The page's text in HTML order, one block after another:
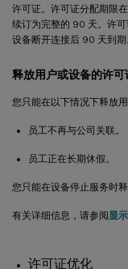
许可证。许可证分配期限
续订为完整的 90 天。许
设备断开连接后 90 天到期
释放用户或设备的许可
您只能在以下情况下释放
员工不再与公司关联。
员工正在长期休假。
您只能在设备停止服务时释
有关详细信息，请参阅显
许可证优化